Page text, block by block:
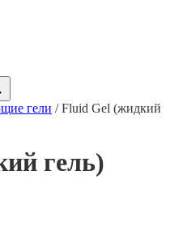
гели / Fluid Gel (жидкий
гель)